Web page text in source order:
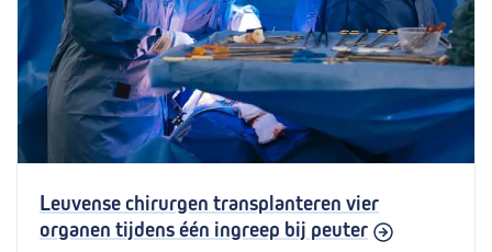
Leuvense chirurgen transplanteren vier
organen tijdens één ingreep bij peuter